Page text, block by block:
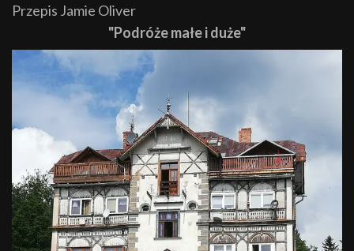
Przepis Jamie Oliver
"Podróże małe i duże"